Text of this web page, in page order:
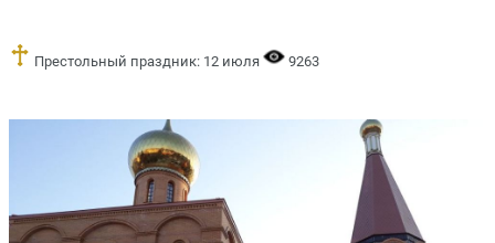
Престольный праздник: 12 июля 9263